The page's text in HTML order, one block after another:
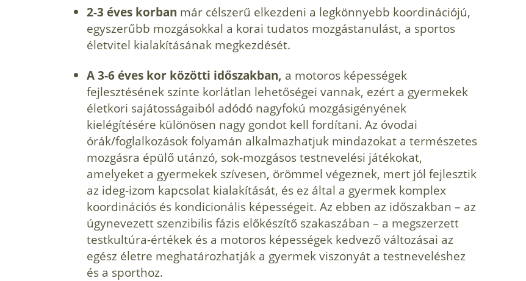
2-3 éves korban már célszerű elkezdeni a legkönnyebb koordinációjú,
egyszerűbb mozgásokkal a korai tudatos mozgástanulást, a sportos
életvitel kialakításának megkezdését.
A 3-6 éves kor közötti időszakban, a motoros képességek
fejlesztésének szinte korlátlan lehetőségei vannak, ezért a gyermekek
életkori sajátosságaiból adódó nagyfokú mozgásigényének
kielégítésére különösen nagy gondot kell fordítani. Az óvodai
órák/foglalkozások folyamán alkalmazhatjuk mindazokat a természetes
mozgásra épülő utánzó, sok-mozgásos testnevelési játékokat,
amelyeket a gyermekek szívesen, örömmel végeznek, mert jól fejlesztik
az ideg-izom kapcsolat kialakítását, és ez által a gyermek komplex
koordinációs és kondicionális képességeit. Az ebben az időszakban – az
úgynevezett szenzibilis fázis előkészítő szakaszában – a megszerzett
testkultúra-értékek és a motoros képességek kedvező változásai az
egész életre meghatározhatják a gyermek viszonyát a testneveléshez
és a sporthoz.